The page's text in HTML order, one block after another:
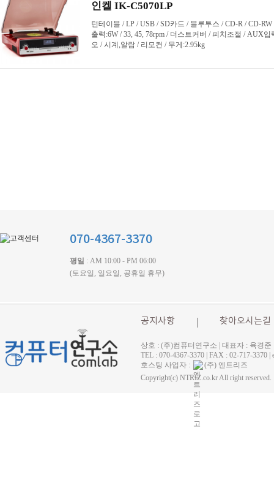
070-4367-3370
평일 : AM 10:00 - PM 06:00
(토요일, 일요일, 공휴일 휴무)
공지사항 찾아오시는길
상호 : (주)컴퓨터연구소 | 대표자 : 육경
TEL : 070-4367-3370 | FAX : 02-717-
호스팅 사업자 :
(주) 엔트리즈
Copyright(c) NTRIZ.co.kr All right reserved.